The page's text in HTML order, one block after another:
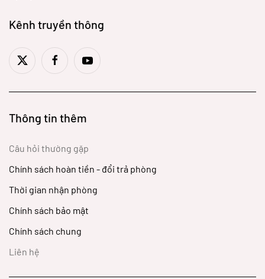
Kênh truyền thông
Thông tin thêm
Câu hỏi thường gặp
Chính sách hoàn tiền - đổi trả phòng
Thời gian nhận phòng
Chính sách bảo mật
Chính sách chung
Liên hệ